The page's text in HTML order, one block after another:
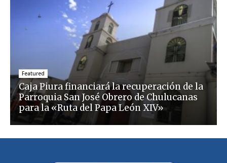
Featured
Caja Piura financiará la recuperación de la
Parroquia San José Obrero de Chulucanas
para la «Ruta del Papa León XIV»